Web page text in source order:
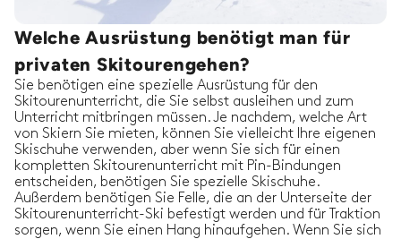
Welche Ausrüstung benötigt man für
privaten Skitourengehen?
Sie benötigen eine spezielle Ausrüstung für den
Skitourenunterricht, die Sie selbst ausleihen und zum
Unterricht mitbringen müssen. Je nachdem, welche Art
von Skiern Sie mieten, können Sie vielleicht Ihre eigenen
Skischuhe verwenden, aber wenn Sie sich für einen
kompletten Skitourenunterricht mit Pin-Bindungen
entscheiden, benötigen Sie spezielle Skischuhe.
Außerdem benötigen Sie Felle, die an der Unterseite der
Skitourenunterricht-Ski befestigt werden und für Traktion
sorgen, wenn Sie einen Hang hinaufgehen. Wenn Sie sich